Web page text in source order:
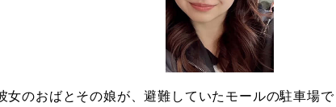
女のおばとその娘が、避難していたモールの駐車場で